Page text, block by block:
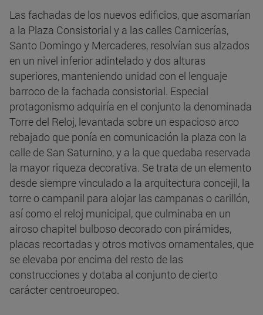
Las fachadas de los nuevos edificios, que asomarían
a la Plaza Consistorial y a las calles Carnicerías,
Santo Domingo y Mercaderes, resolvían sus alzados
en un nivel inferior adintelado y dos alturas
superiores, manteniendo unidad con el lenguaje
barroco de la fachada consistorial. Especial
protagonismo adquiría en el conjunto la denominada
Torre del Reloj, levantada sobre un espacioso arco
rebajado que ponía en comunicación la plaza con la
calle de San Saturnino, y a la que quedaba reservada
la mayor riqueza decorativa. Se trata de un elemento
desde siempre vinculado a la arquitectura concejil, la
torre o campanil para alojar las campanas o carillón,
así como el reloj municipal, que culminaba en un
airoso chapitel bulboso decorado con pirámides,
placas recortadas y otros motivos ornamentales, que
se elevaba por encima del resto de las
construcciones y dotaba al conjunto de cierto
carácter centroeuropeo.